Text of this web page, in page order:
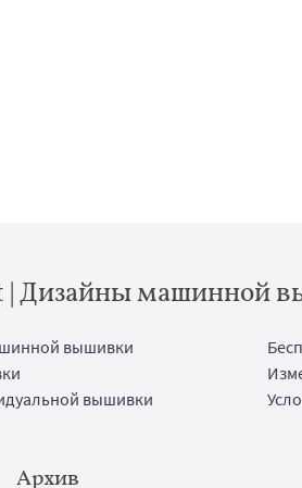
| Дизайны машинной
вышивки
вышивки
Архив